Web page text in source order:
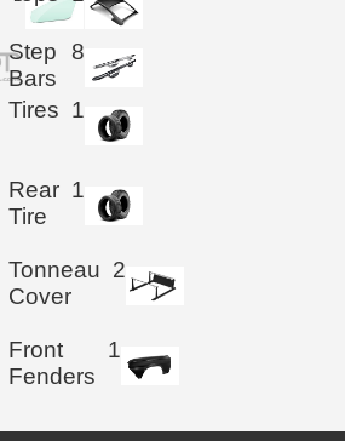
Step
Bars
8
Tires 1
Rear
Tire
1
Tonneau
Cover
2
Front
Fenders
1